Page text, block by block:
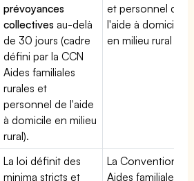
prévoyances
collectives au-delà
de 30 jours (cadre
défini par la CCN
Aides familiales
rurales et
personnel de l'aide
à domicile en milieu
rural).
et personnel de
l'aide à domicile
en milieu rural
La loi définit des
minima stricts et
La Convention
Aides familiales